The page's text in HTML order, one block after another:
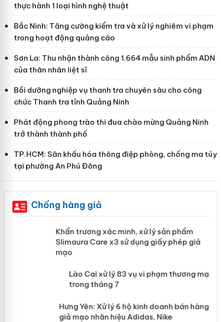
thực hành 1 loại hình nghệ thuật
Bắc Ninh: Tăng cường kiểm tra và xử lý nghiêm vi phạm
trong hoạt động quảng cáo
Sơn La: Thu nhận thành công 1.664 mẫu sinh phẩm ADN
của thân nhân liệt sĩ
Bồi dưỡng nghiệp vụ thanh tra chuyên sâu cho công
chức Thanh tra tỉnh Quảng Ninh
Phát động phong trào thi đua chào mừng Quảng Ninh
trở thành thành phố
TP.HCM: Sân khấu hóa thông điệp phòng, chống ma túy
tại phường An Phú Đông
Chống hàng giả
Khẩn trương xác minh, xử lý sản phẩm
Slimaura Care x3 sử dụng giấy phép
giả mạo
mại trong tháng 7